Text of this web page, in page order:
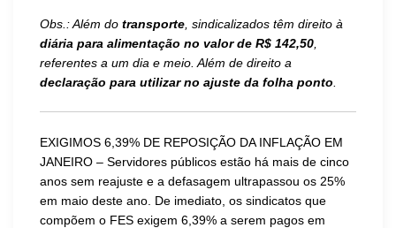
Obs.: Além do transporte , sindicalizados têm direito à
diária para alimentação no valor de R$ 142,50
referentes a um dia e meio. Além de direito a
declaração para utilizar no ajuste da folha ponto
EXIGIMOS 6,39% DE REPOSIÇÃO DA INFLAÇÃO EM
JANEIRO – Servidores públicos estão há mais de cinco
anos sem reajuste e a defasagem ultrapassou os 25%
em maio deste ano. De imediato, os sindicatos que
compõem o FES exigem 6,39% a serem pagos em